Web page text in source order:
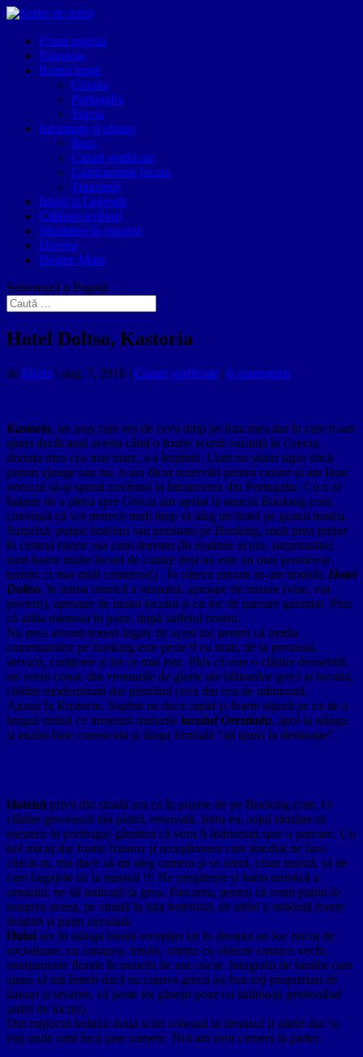
Prima pagină
Romania
Restul lumii
Croatia
Portugalia
Turcia
Informatii si sfaturi
Bani
Cazari verificate
Gastronomie locala
Transport
Istorii si Legende
Călători-scriitori
Sănătatea în vacanțe
Diverse
Despre Mine
Selectează o Pagină
Hotel Doltso, Kastoria
de Elvira | aug. 7, 2018 | Cazari verificate | 6 comentarii
Kastoria, un oraș care era de ceva timp pe lista mea dar în care n-am
ajuns decât anul acesta când o foarte scurtă vacanță în Grecia,
dorința mea cea mai mare, s-a împlinit. Cum nu știam sigur dacă
putem ajunge sau nu, n-am făcut rezervări pentru cazare și am lăsat
norocul să-și spună cuvântul la întoarcerea din Portugalia. Cu o zi
înainte de a pleca spre Grecia am apelat la amicul Booking.com,
convinsă că voi petrece mult timp să aleg un hotel pe gustul nostru.
Surpriză, puține hoteluri sau pensiuni pe Booking, mult prea puține
în centrul istoric așa cum doream (în realitate acolo, surprinzător,
sunt foarte multe locuri de cazare deși nu este un oraș promovat
turistic ci mai mult comercial) . În câteva minute m-am hotărât, Hotel
Doltso în inima istorică a orașului, aproape de muzee (vise, voi
povesti), aproape de malul lacului și cu loc de parcare garantat. Plus
că arăta minunat în poze, după sufletul nostru.
Nu prea aveam temeri legate de acest loc pentru că media
comentariilor pe booking este peste 9 cu mult, de la personal,
servicii, curățenie și tot ce mai este. Plus că este o clădire deosebită,
un vechi conac din vremurile de glorie ale blănarilor greci ai locului,
clădire modernizată dar păstrând ceva din cea de odinioară.
Ajunși în Kastoria, Sophia ne duce rapid și foarte sigură pe ea de-a
lungul străzii ce urmează malurile lacului Orestiada, apoi la stânga
și auzim bine cunoscuta şi draga formulă “ați ajuns la destinație”.
Hotelul privit din stradă era ca în pozele de pe Booking.com. O
clădire grecească din piatră, renovată. Intru eu, soțul rămâne să
mestece în portbagaj gândind că vom fi îndrumați spre o parcare. Un
hol micuț dar foarte frumos și recepționera care imediat ne face
check-in, mă duce să-mi aleg camera și se oferă, chiar insistă, să ne
care bagajele de la mașină !!! Ne pregătește și harta turistică a
orașului, ne dă indicații la greu. Parcarea, pentru că eram puțini în
noaptea aceea, pe stradă în fața hotelului, de altfel o străduță foarte
liniștită și puțin circulată.
Holul are în stânga biroul recepției iar în dreapta un loc micuț de
socializare, cu canapea, fotolii, vitrine cu obiecte casnice vechi,
aranjamente florale în trunchi de nuc uscat, fotografii de familie (am
ajuns să mă întreb dacă nu cumva grecii au fost toți proprietari de
hanuri și taverne, că peste tot găsești poze cu strămoșii gestionând
astfel de locuri).
Din mijlocul holului două scări coboară la demisol și altele duc la
etaj unde sunt încă șase camere. Noi am avut camera la parter.